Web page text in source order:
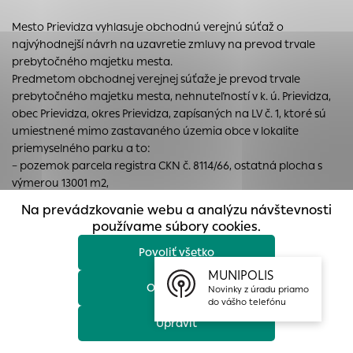
Mesto Prievidza vyhlasuje obchodnú verejnú súťaž o
najvýhodnejší návrh na uzavretie zmluvy na prevod trvale
prebytočného majetku mesta.
Predmetom obchodnej verejnej súťaže je prevod trvale
prebytočného majetku mesta, nehnuteľností v k. ú. Prievidza,
obec Prievidza, okres Prievidza, zapísaných na LV č. 1, ktoré sú
umiestnené mimo zastavaného územia obce v lokalite
priemyselného parku a to:
– pozemok parcela registra CKN č. 8114/66, ostatná plocha s
výmerou 13001 m2,
výmerou 1006 m2,
– pozemok parcela registra CKN č. 8114/175, orná pôda s
výmerou 214 m2 v spoluvlastníckom podiele 1/1.
Dátum zverejnenie:
05.09.2024
: 30.09.2024 do 10:00 hod.
Dokument na stiahnutie:
Vyhlasenie_opatovnej_OVS_pozemky_
(pdf, 897 kB)
Na prevádzkovanie webu a analýzu návštevnosti
používame súbory cookies.
Povoliť všetko
Odmietnuť
Upraviť
týchto súborov cookie nemôže web správne fungovať.
Analytické cookies
Analytické cookies pomáhajú prevádzkovateľovi stránok
pochopiť, ako návštevníci stránok stránku používajú, aby
mohol stránky optimalizovať a ponúknuť im lepšiu
skúsenosť. Všetky dáta sa zbierajú anonymne a nie je
možné ich spojiť s konkrétnou osobou.
Uložiť nastavenia
Viac informácií
MUNIPOLIS
Novinky z úradu priamo
do vášho telefónu